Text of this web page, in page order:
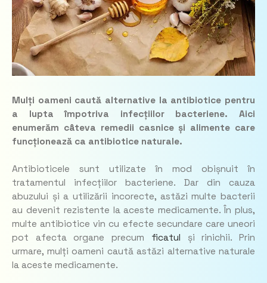
Mulți oameni caută alternative la antibiotice pentru
a lupta împotriva infecțiilor bacteriene. Aici
enumerăm câteva remedii casnice și alimente care
funcționează ca antibiotice naturale.
Antibioticele sunt utilizate în mod obișnuit în
tratamentul infecțiilor bacteriene. Dar din cauza
abuzului și a utilizării incorecte, astăzi multe bacterii
au devenit rezistente la aceste medicamente. În plus,
multe antibiotice vin cu efecte secundare care uneori
pot afecta organe precum ficatul și rinichii. Prin
urmare, mulți oameni caută astăzi alternative naturale
la aceste medicamente.